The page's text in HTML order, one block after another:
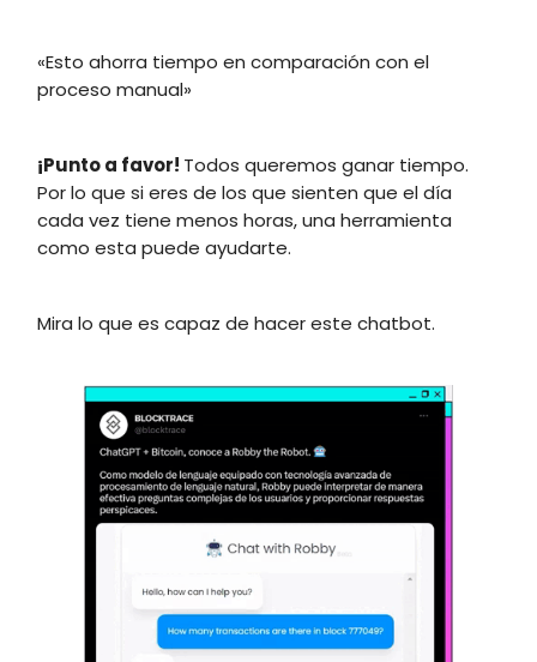
«Esto ahorra tiempo en comparación con el
proceso manual»
¡Punto a favor! Todos queremos ganar tiempo.
Por lo que si eres de los que sienten que el día
cada vez tiene menos horas, una herramienta
como esta puede ayudarte.
Mira lo que es capaz de hacer este chatbot.